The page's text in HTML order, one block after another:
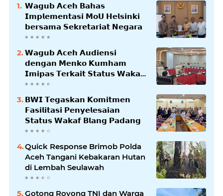
𝗪𝗮𝗴𝘂𝗯 𝗔𝗰𝗲𝗵 𝗕𝗮𝗵𝗮𝘀
𝗜𝗺𝗽𝗹𝗲𝗺𝗲𝗻𝘁𝗮𝘀𝗶 𝗠𝗼𝗨 𝗛𝗲𝗹𝘀𝗶𝗻𝗸𝗶
𝗯𝗲𝗿𝘀𝗮𝗺𝗮 𝗦𝗲𝗸𝗿𝗲𝘁𝗮𝗿𝗶𝗮𝘁 𝗡𝗲𝗴𝗮𝗿𝗮
𝗪𝗮𝗴𝘂𝗯 𝗔𝗰𝗲𝗵 𝗔𝘂𝗱𝗶𝗲𝗻𝘀𝗶
𝗱𝗲𝗻𝗴𝗮𝗻 𝗠𝗲𝗻𝗸𝗼 𝗞𝘂𝗺𝗵𝗮𝗺
𝗜𝗺𝗶𝗽𝗮𝘀 𝗧𝗲𝗿𝗸𝗮𝗶𝘁 𝗦𝘁𝗮𝘁𝘂𝘀 𝗪𝗮𝗸𝗮𝗳
𝗕𝗹𝗮𝗻𝗴𝗽𝗮𝗱𝗮𝗻𝗴
𝗕𝗪𝗜 𝗧𝗲𝗴𝗮𝘀𝗸𝗮𝗻 𝗞𝗼𝗺𝗶𝘁𝗺𝗲𝗻
𝗙𝗮𝘀𝗶𝗹𝗶𝘁𝗮𝘀𝗶 𝗣𝗲𝗻𝘆𝗲𝗹𝗲𝘀𝗮𝗶𝗮𝗻
𝗦𝘁𝗮𝘁𝘂𝘀 𝗪𝗮𝗸𝗮𝗳 𝗕𝗹𝗮𝗻𝗴 𝗣𝗮𝗱𝗮𝗻𝗴
Quick Response Brimob Polda
Aceh Tangani Kebakaran Hutan
di Lembah Seulawah
Gotong Royong TNI dan Warga